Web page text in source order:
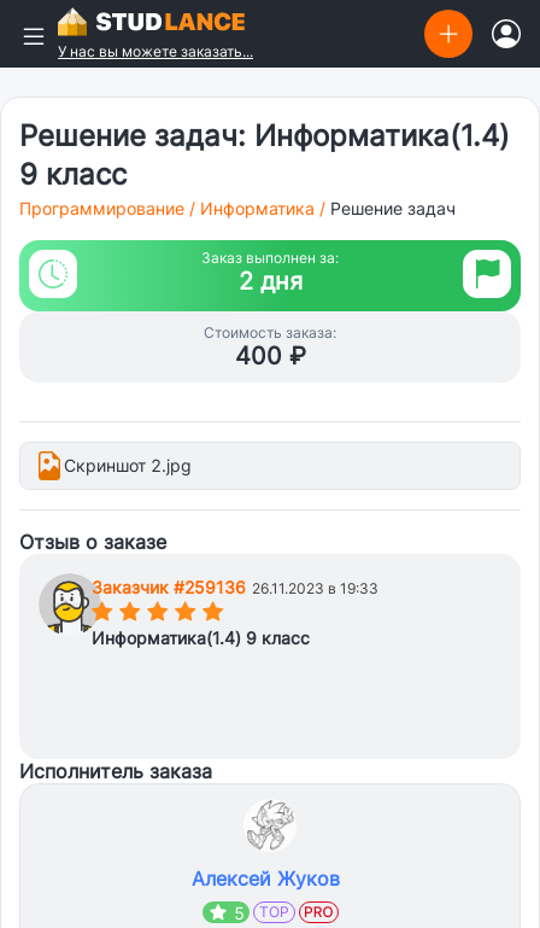
У нас вы можете заказать...
Решение задач: Информатика(1.4)
9 класс
Программирование / Информатика / Решение задач
Заказ выполнен за:
2 дня
Стоимость заказа:
400 ₽
Скриншот 2.jpg
Отзыв о заказе
Заказчик #259136 26.11.2023 в 19:33
(*)(*)(*)(*)(*)
Информатика(1.4) 9 класс
Исполнитель заказа
Алексей Жуков
5 TOP